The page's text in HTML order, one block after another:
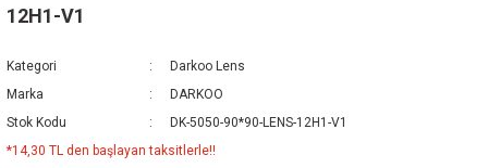
12H1-V1
Kategori
Darkoo Lens
Marka
DARKOO
Stok Kodu
DK-5050-90*90-LENS-12H1-V1
*14,30 TL den başlayan taksitlerle!!